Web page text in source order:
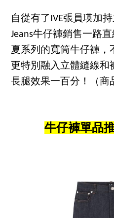
自從有了IVE張員瑛加
Jeans牛仔褲銷售一路
夏系列的寬筒牛仔褲，
更特別融入立體縫線和
長腿效果一百分！（商
牛仔褲單品